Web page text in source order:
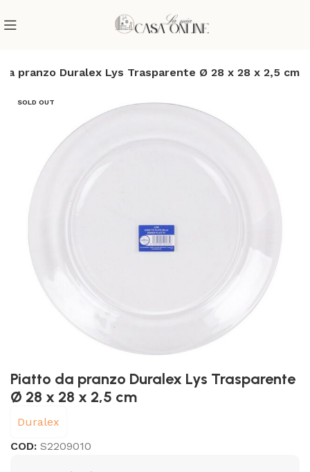
pranzo Duralex Lys Trasparente Ø 28 x 28 x 2,5 cm
SOLD OUT
Piatto da pranzo Duralex Lys Trasparente
Ø 28 x 28 x 2,5 cm
Duralex
COD:S2209010